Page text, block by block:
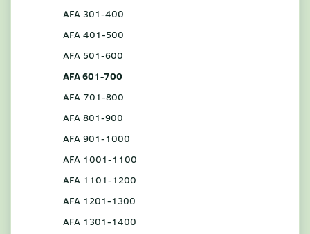
AFA 301-400
AFA 401-500
AFA 501-600
AFA 601-700
AFA 701-800
AFA 801-900
AFA 901-1000
AFA 1001-1100
AFA 1101-1200
AFA 1201-1300
AFA 1301-1400